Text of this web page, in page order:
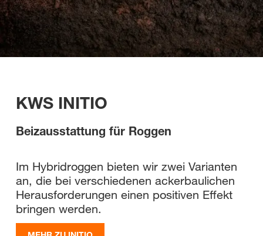
KWS INITIO
Beizausstattung für Roggen
Im Hybridroggen bieten wir zwei Varianten
an, die bei verschiedenen ackerbaulichen
Herausforderungen einen positiven Effekt
bringen werden.